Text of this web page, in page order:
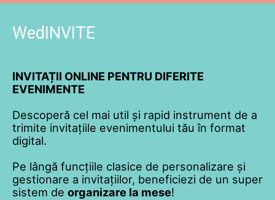
WedINVITE
INVITAȚII ONLINE PENTRU DIFERITE
EVENIMENTE
Descoperă cel mai util și rapid instrument de a
trimite invitațiile evenimentului tău în format
digital.
Pe lângă funcțiile clasice de personalizare și
gestionare a invitațiilor, beneficiezi de un super
sistem de organizare la mese!